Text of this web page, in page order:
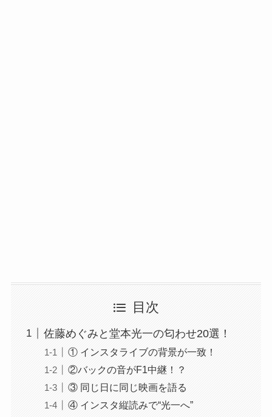
目次
佐藤めぐみと堂本光一の匂わせ20選！
① インスタライブの背景が一致！
②バックの音がF1中継！？
③ 同じ日に同じ映画を語る
④ インスタ縦読みで“光一へ”